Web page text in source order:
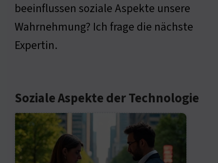
beeinflussen soziale Aspekte unsere
Wahrnehmung? Ich frage die nächste
Expertin.
Soziale Aspekte der Technologie